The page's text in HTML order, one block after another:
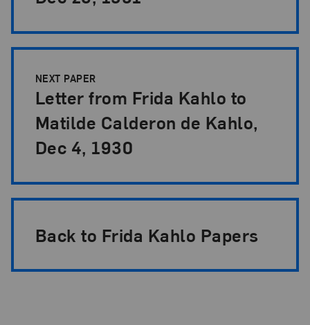
Back to Frida Kahlo Papers
NEXT PAPER
Letter from Frida Kahlo to
Matilde Calderon de Kahlo,
Dec 4, 1930